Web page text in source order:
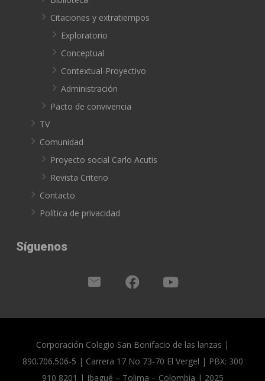
Citaciones y extratiempos
Exploratorio
Conceptual
Contextual-Proyectivo
Administración
Pacto de convivencia
TV
Comunidad
Proyecto social Carlo Acutis
Revista Criterio
Contacto
Política de privacidad
Síguenos
Corporación Colegio San Bonifacio de las lanzas |
890.706.506-5 | Carrera 17 No 73-70 El Vergel | PBX: 300
910 8201 | Ibagué – Tolima – Colombia | 2025